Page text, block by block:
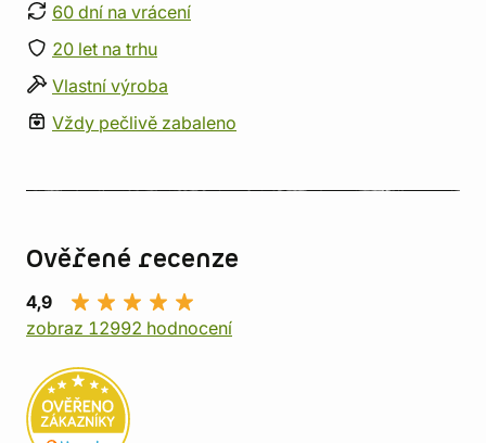
60 dní na vrácení
20 let na trhu
Vlastní výroba
Vždy pečlivě zabaleno
Ověřené recenze
4,9
zobraz 12992 hodnocení